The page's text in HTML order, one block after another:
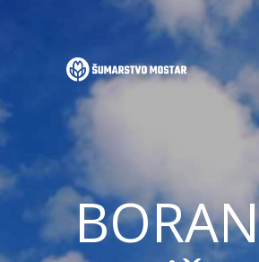
O NAMA
DJELATNOSTI
GALERIJA
NOVOSTI